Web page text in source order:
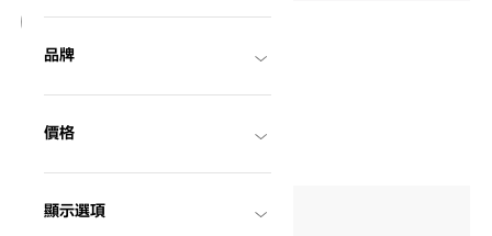
品牌
價格
顯示選項
等待進貨
SUN2079B-0SC1